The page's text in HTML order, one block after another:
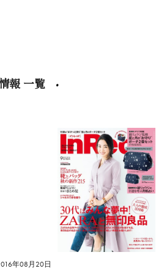
報 一覧
年08月20日